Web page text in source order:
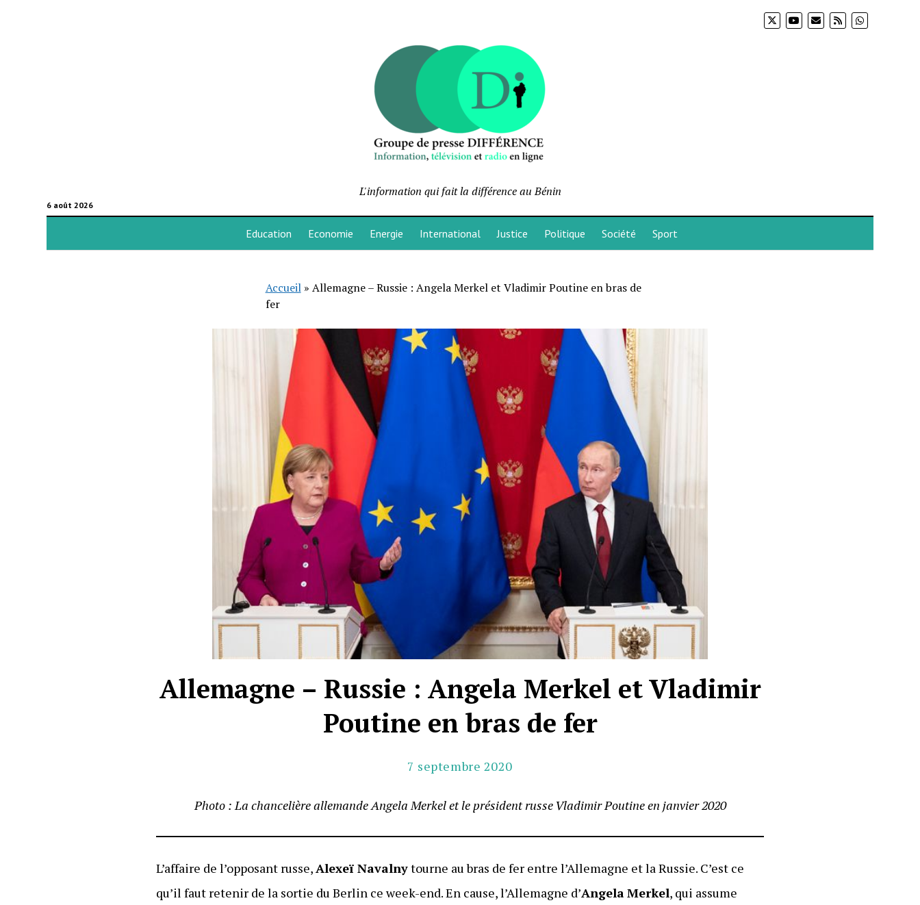
6 août 2026
L'information qui fait la différence au Bénin
Education Economie Energie International Justice Politique Société Sport
Accueil» Allemagne – Russie : Angela Merkel et Vladimir Poutine en bras de
fer
Allemagne – Russie : Angela Merkel et Vladimir
Poutine en bras de fer
7 septembre 2020
Photo : La chancelière allemande Angela Merkel et le président russe Vladimir Poutine en janvier 2020
L’affaire de l’opposant russe, Alexeï Navalnytourne au bras de fer entre l’Allemagne et la Russie. C’est ce
qu’il faut retenir de la sortie du Berlin ce week-end. En cause, l’Allemagne d’Angela Merkel, qui assume